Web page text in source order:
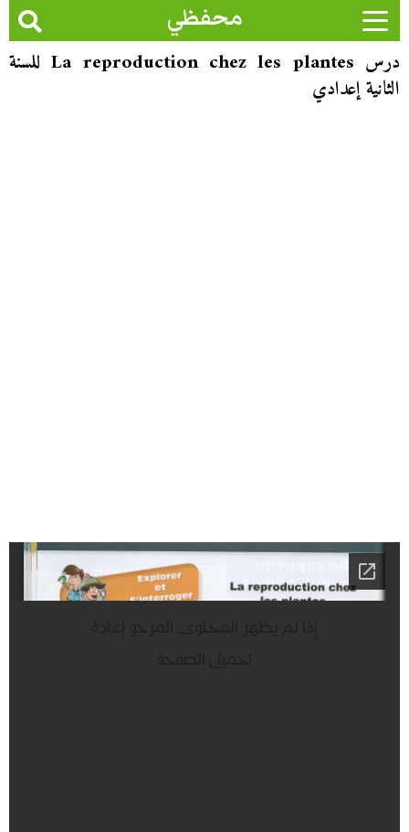
محفظي
درس La reproduction chez les plantes للسنة
الثانية إعدادي